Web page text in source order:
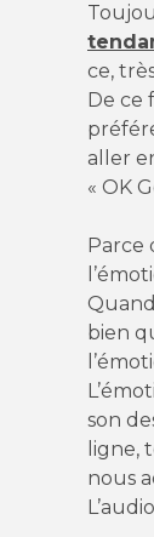
ce,
De ce
aller
« OK
Parce
bien
son
ligne,
nous